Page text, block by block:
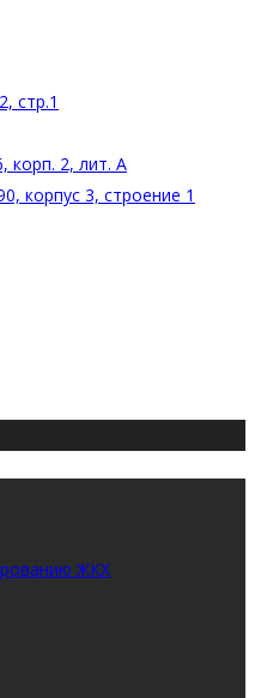
стр.1
корп. 2, лит. А
корпус 3, строение 1
ЖКХ